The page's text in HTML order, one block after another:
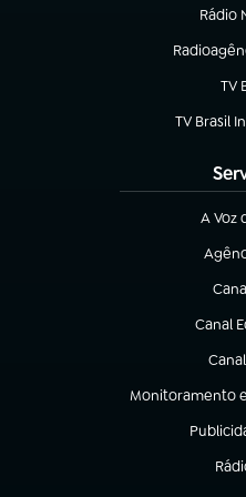
Rádio
(abre em
TV
TV Brasil
(abre em
A Voz
(abre
(abre
Canal
(abre
(abre
Monitoramento
(abre em nova
(abre